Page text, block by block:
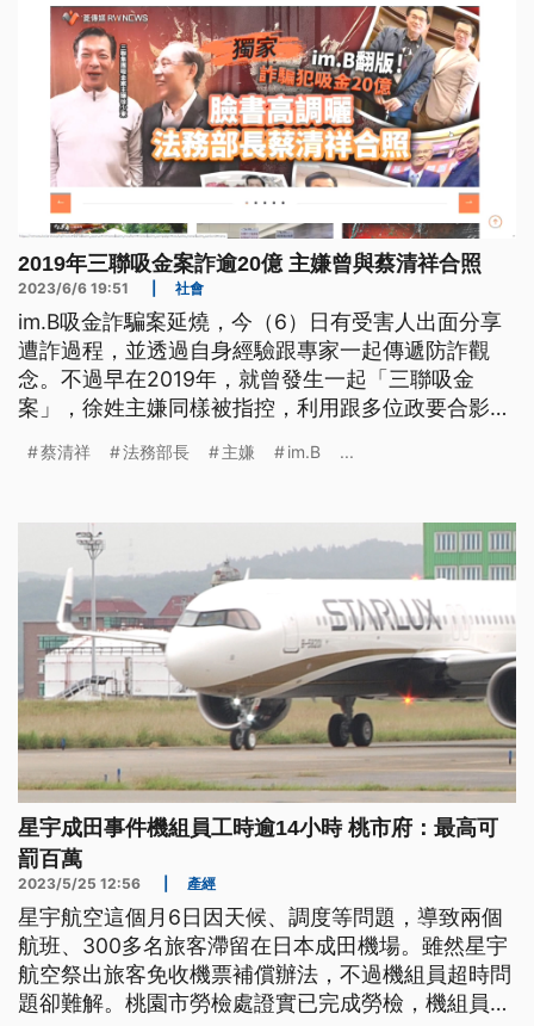
2019年三聯吸金案詐逾20億 主嫌曾與蔡清祥合照
2023/6/6 19:51 社會
im.B吸金詐騙案延燒，今（6）日有受害人出面分享
遭詐過程，並透過自身經驗跟專家一起傳遞防詐觀
念。不過早在2019年，就曾發生一起「三聯吸金
案」，徐姓主嫌同樣被指控，利用跟多位政要合影博
清祥也在其中，對此蔡清祥回應，在事件爆發後就跟
蔡清祥 法務部長 主嫌 im.B ...
星宇成田事件機組員工時逾14小時 桃市府：最高可
罰百萬
2023/5/25 12:56 產經
星宇航空這個月6日因天候、調度等問題，導致兩個
航班、300多名旅客滯留在日本成田機場。雖然星宇
航空祭出旅客免收機票補償辦法，不過機組員超時問
題卻難解。桃園市勞檢處證實已完成勞檢，機組員當